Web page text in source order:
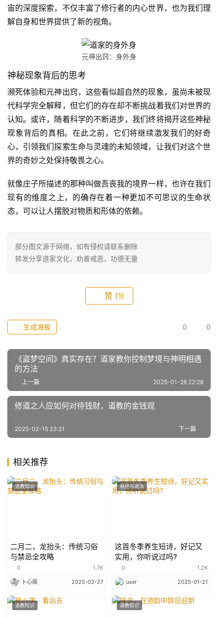
宙的深度探索，不仅丰富了修行者的内心世界，也为我们理
解自身和世界提供了新的视角。
元神出窍：身外身
神秘现象背后的思考
濒死体验和元神出窍，这些看似超自然的现象，虽尚未被现
代科学完全解释，但它们的存在却不断挑战着我们对世界的
认知。或许，随着科学的不断进步，我们终将揭开这些神秘
现象背后的真相。在此之前，它们将继续激发我们的好奇
心，引领我们探索生命与灵魂的未知领域，让我们对这个世
界的奇妙之处保持敬畏之心。
就像庄子所描述的那种叫做吾丧我的境界一样，也许在我们
现有的维度之上，的确存在着一种更加不可思议的生命状
态，可以让人摆脱对物质和形体的依赖。
部分图文源于网络，如有侵权请联系删除
转发分享道家文化，劝善戒恶，功德无量
赞 (1)
0 0
生成海报
《盗梦空间》真实存在？道家教你控制梦境与神明相遇
的方法
上一篇 2025-01-26 22:28
修道之人应如何对待钱财，道教的金钱观
下一篇
2025-02-15 23:21
相关推荐
道教知识
二月二，龙抬头：传统习俗
与禁忌全攻略
0 1.7K
卜心阁 2025-02-27
易经与道法
这首冬季养生短诗，好记又
实用，你听说过吗?
0 1.2K
user 2025-01-21
道教知识 道教知识